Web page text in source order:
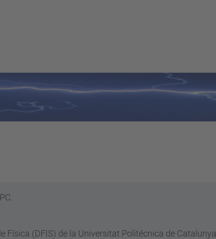
Física (DFIS) de la Universitat Politécnica de Catalunya.